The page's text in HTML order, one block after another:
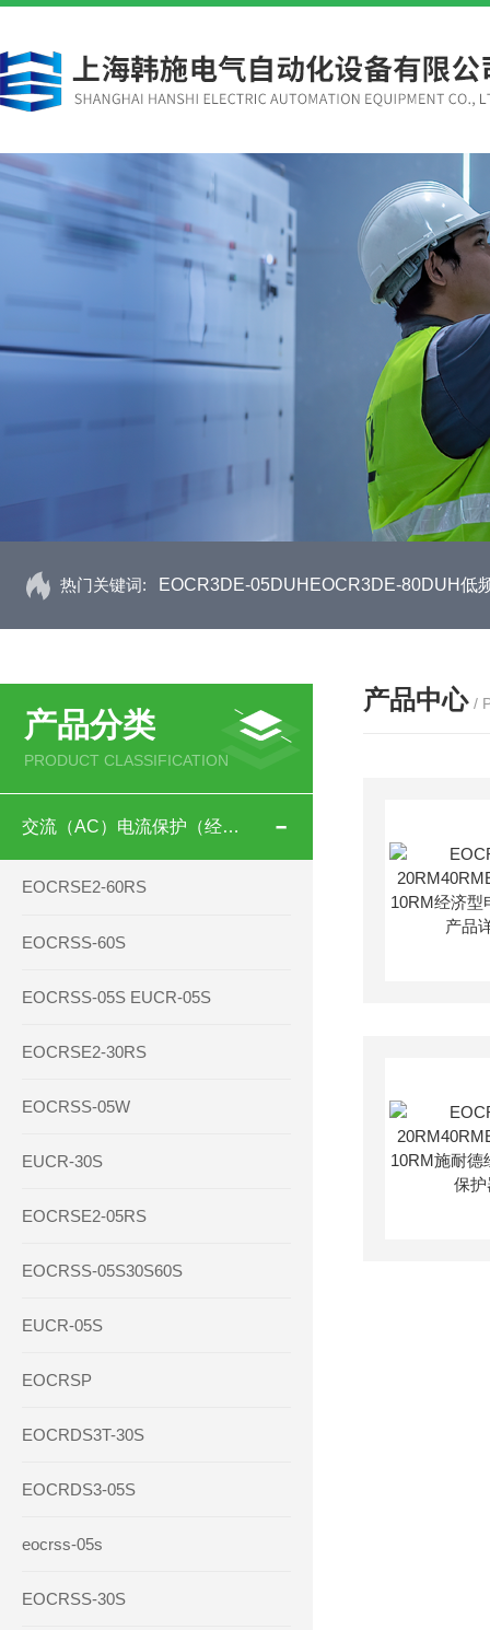
热门关键词: EOCR3DE-05DUHEOCR3DE-80DUH低
产品分类
PRODUCT CLASSIFICATION
交流（AC）电流保护（经济型）
EOCRSE2-60RS
EOCRSS-60S
EOCRSS-05S EUCR-05S
EOCRSE2-30RS
EOCRSS-05W
EUCR-30S
EOCRSE2-05RS
EOCRSS-05S30S60S
EUCR-05S
EOCRSP
EOCRDS3T-30S
EOCRDS3-05S
eocrss-05s
EOCRSS-30S
产品中心 /